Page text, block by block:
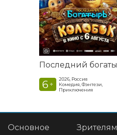
6 +
2026, Россия
Комедия, Фэнтези,
Приключения
Основное
Зрителям